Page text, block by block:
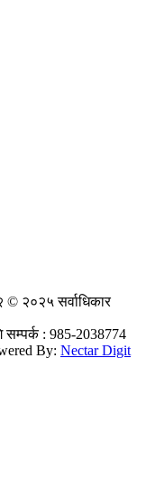
© २०२५ सर्वाधिकार
सम्पर्क : 985-2038774
By: Nectar Digit